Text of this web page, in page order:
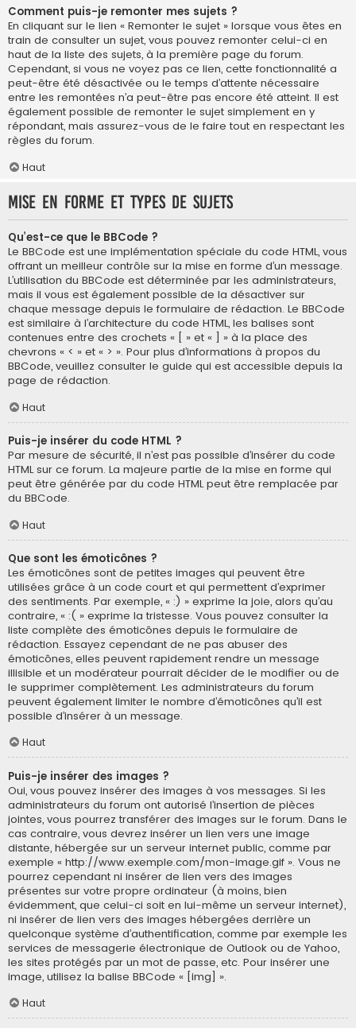
Comment puis-je remonter mes sujets ?
En cliquant sur le lien « Remonter le sujet » lorsque vous êtes en
train de consulter un sujet, vous pouvez remonter celui-ci en
haut de la liste des sujets, à la première page du forum.
Cependant, si vous ne voyez pas ce lien, cette fonctionnalité a
peut-être été désactivée ou le temps d’attente nécessaire
entre les remontées n’a peut-être pas encore été atteint. Il est
également possible de remonter le sujet simplement en y
répondant, mais assurez-vous de le faire tout en respectant les
règles du forum.
Haut
Mise en forme et types de sujets
Qu’est-ce que le BBCode ?
Le BBCode est une implémentation spéciale du code HTML, vous
offrant un meilleur contrôle sur la mise en forme d’un message.
L’utilisation du BBCode est déterminée par les administrateurs,
mais il vous est également possible de la désactiver sur
chaque message depuis le formulaire de rédaction. Le BBCode
est similaire à l’architecture du code HTML, les balises sont
contenues entre des crochets « [ » et « ] » à la place des
chevrons « < » et « > ». Pour plus d’informations à propos du
BBCode, veuillez consulter le guide qui est accessible depuis la
page de rédaction.
Haut
Puis-je insérer du code HTML ?
Par mesure de sécurité, il n’est pas possible d’insérer du code
HTML sur ce forum. La majeure partie de la mise en forme qui
peut être générée par du code HTML peut être remplacée par
du BBCode.
Haut
Que sont les émoticônes ?
Les émoticônes sont de petites images qui peuvent être
utilisées grâce à un code court et qui permettent d’exprimer
des sentiments. Par exemple, « :) » exprime la joie, alors qu’au
contraire, « :( » exprime la tristesse. Vous pouvez consulter la
liste complète des émoticônes depuis le formulaire de
rédaction. Essayez cependant de ne pas abuser des
émoticônes, elles peuvent rapidement rendre un message
illisible et un modérateur pourrait décider de le modifier ou de
le supprimer complètement. Les administrateurs du forum
peuvent également limiter le nombre d’émoticônes qu’il est
possible d’insérer à un message.
Haut
Puis-je insérer des images ?
Oui, vous pouvez insérer des images à vos messages. Si les
administrateurs du forum ont autorisé l’insertion de pièces
jointes, vous pourrez transférer des images sur le forum. Dans le
cas contraire, vous devrez insérer un lien vers une image
distante, hébergée sur un serveur internet public, comme par
exemple « http://www.exemple.com/mon-image.gif ». Vous ne
pourrez cependant ni insérer de lien vers des images
présentes sur votre propre ordinateur (à moins, bien
évidemment, que celui-ci soit en lui-même un serveur internet),
ni insérer de lien vers des images hébergées derrière un
quelconque système d’authentification, comme par exemple les
services de messagerie électronique de Outlook ou de Yahoo,
les sites protégés par un mot de passe, etc. Pour insérer une
image, utilisez la balise BBCode « [img] ».
Haut